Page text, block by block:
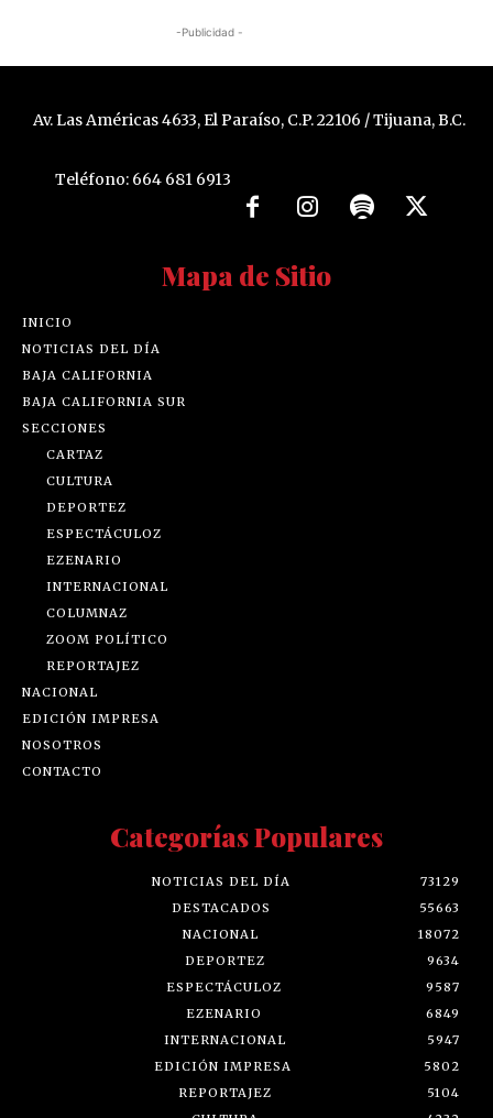
-Publicidad -
Av. Las Américas 4633, El Paraíso, C.P. 22106 / Tijuana, B.C.
Teléfono: 664 681 6913
Mapa de Sitio
INICIO
NOTICIAS DEL DÍA
BAJA CALIFORNIA
BAJA CALIFORNIA SUR
SECCIONES
CARTAZ
CULTURA
DEPORTEZ
ESPECTÁCULOZ
EZENARIO
INTERNACIONAL
COLUMNAZ
ZOOM POLÍTICO
REPORTAJEZ
NACIONAL
EDICIÓN IMPRESA
NOSOTROS
CONTACTO
Categorías Populares
NOTICIAS DEL DÍA
73129
DESTACADOS
55663
NACIONAL
18072
DEPORTEZ
9634
ESPECTÁCULOZ
9587
EZENARIO
6849
INTERNACIONAL
5947
EDICIÓN IMPRESA
5802
REPORTAJEZ
5104